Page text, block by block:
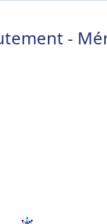
-